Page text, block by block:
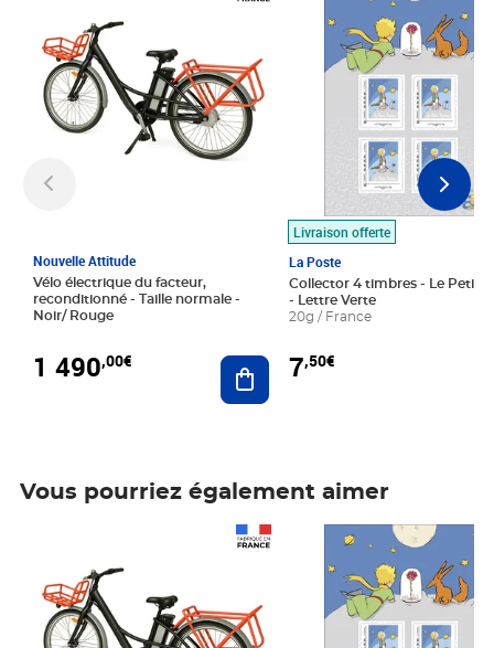
Nouvelle Attitude
Vélo électrique du facteur,
reconditionné - Taille normale -
Noir/ Rouge
1 490,00€ Ajouter au panier
Livraison offerte
La Poste
Collector 4 timbres - Le Petit
- Lettre Verte
20g / France
7,50€
Vous pourriez également aimer
Prix 7,50€